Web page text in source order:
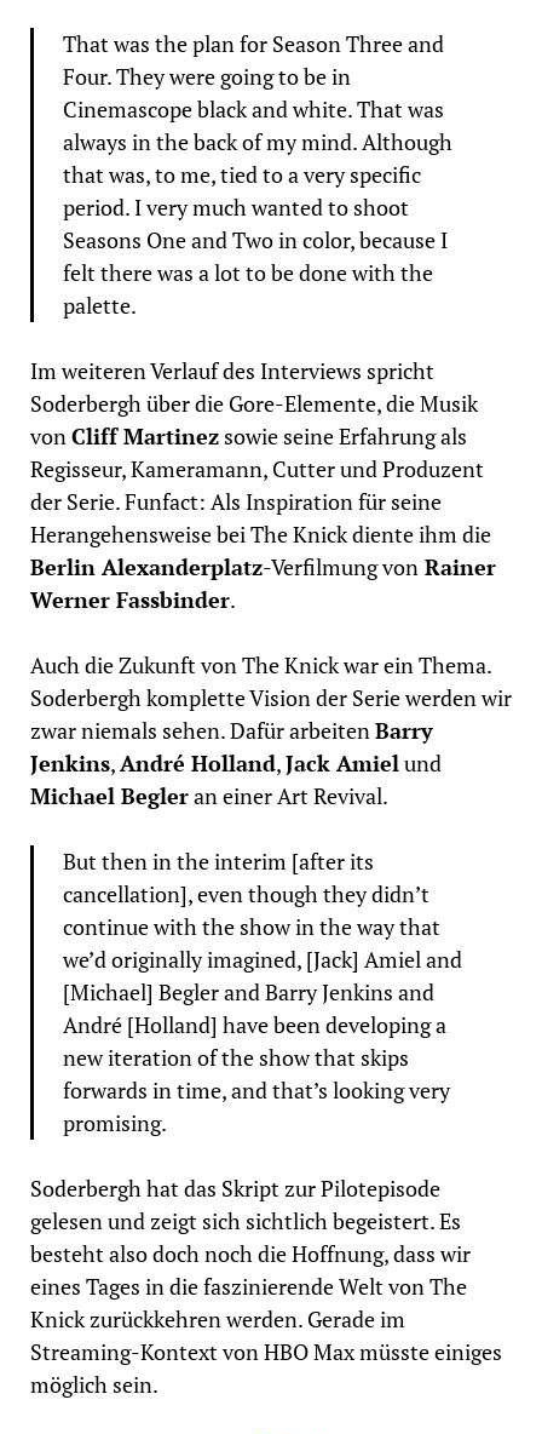
That was the plan for Season Three and
Four. They were going to be in
Cinemascope black and white. That was
always in the back of my mind. Although
that was, to me, tied to a very specific
period. I very much wanted to shoot
Seasons One and Two in color, because I
felt there was a lot to be done with the
palette.
Im weiteren Verlauf des Interviews spricht
Soderbergh über die Gore-Elemente, die Musik
vonCliff Martinezsowie seine Erfahrung als
Regisseur, Kameramann, Cutter und Produzent
der Serie. Funfact: Als Inspiration für seine
Herangehensweise bei The Knick diente ihm die
Berlin Alexanderplatz-Verfilmung vonRainer
Werner Fassbinder.
Auch die Zukunft von The Knick war ein Thema.
Soderbergh komplette Vision der Serie werden wir
zwar niemals sehen. Dafür arbeitenBarry
Jenkins,André Holland,Jack Amielund
Michael Begleran einer Art Revival.
But then in the interim [after its
cancellation], even though they didn’t
continue with the show in the way that
we’d originally imagined, [Jack] Amiel and
[Michael] Begler and Barry Jenkins and
André [Holland] have been developing a
new iteration of the show that skips
forwards in time, and that’s looking very
promising.
Soderbergh hat das Skript zur Pilotepisode
gelesen und zeigt sich sichtlich begeistert. Es
besteht also doch noch die Hoffnung, dass wir
eines Tages in die faszinierende Welt von The
Knick zurückkehren werden. Gerade im
Streaming-Kontext von HBO Max müsste einiges
möglich sein.